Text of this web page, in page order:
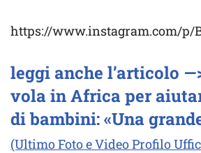
https://www.instagram.com/p/
leggi anche l’articolo
vola in Africa per
di bambini: «Una
(Ultimo Foto e Video Profilo